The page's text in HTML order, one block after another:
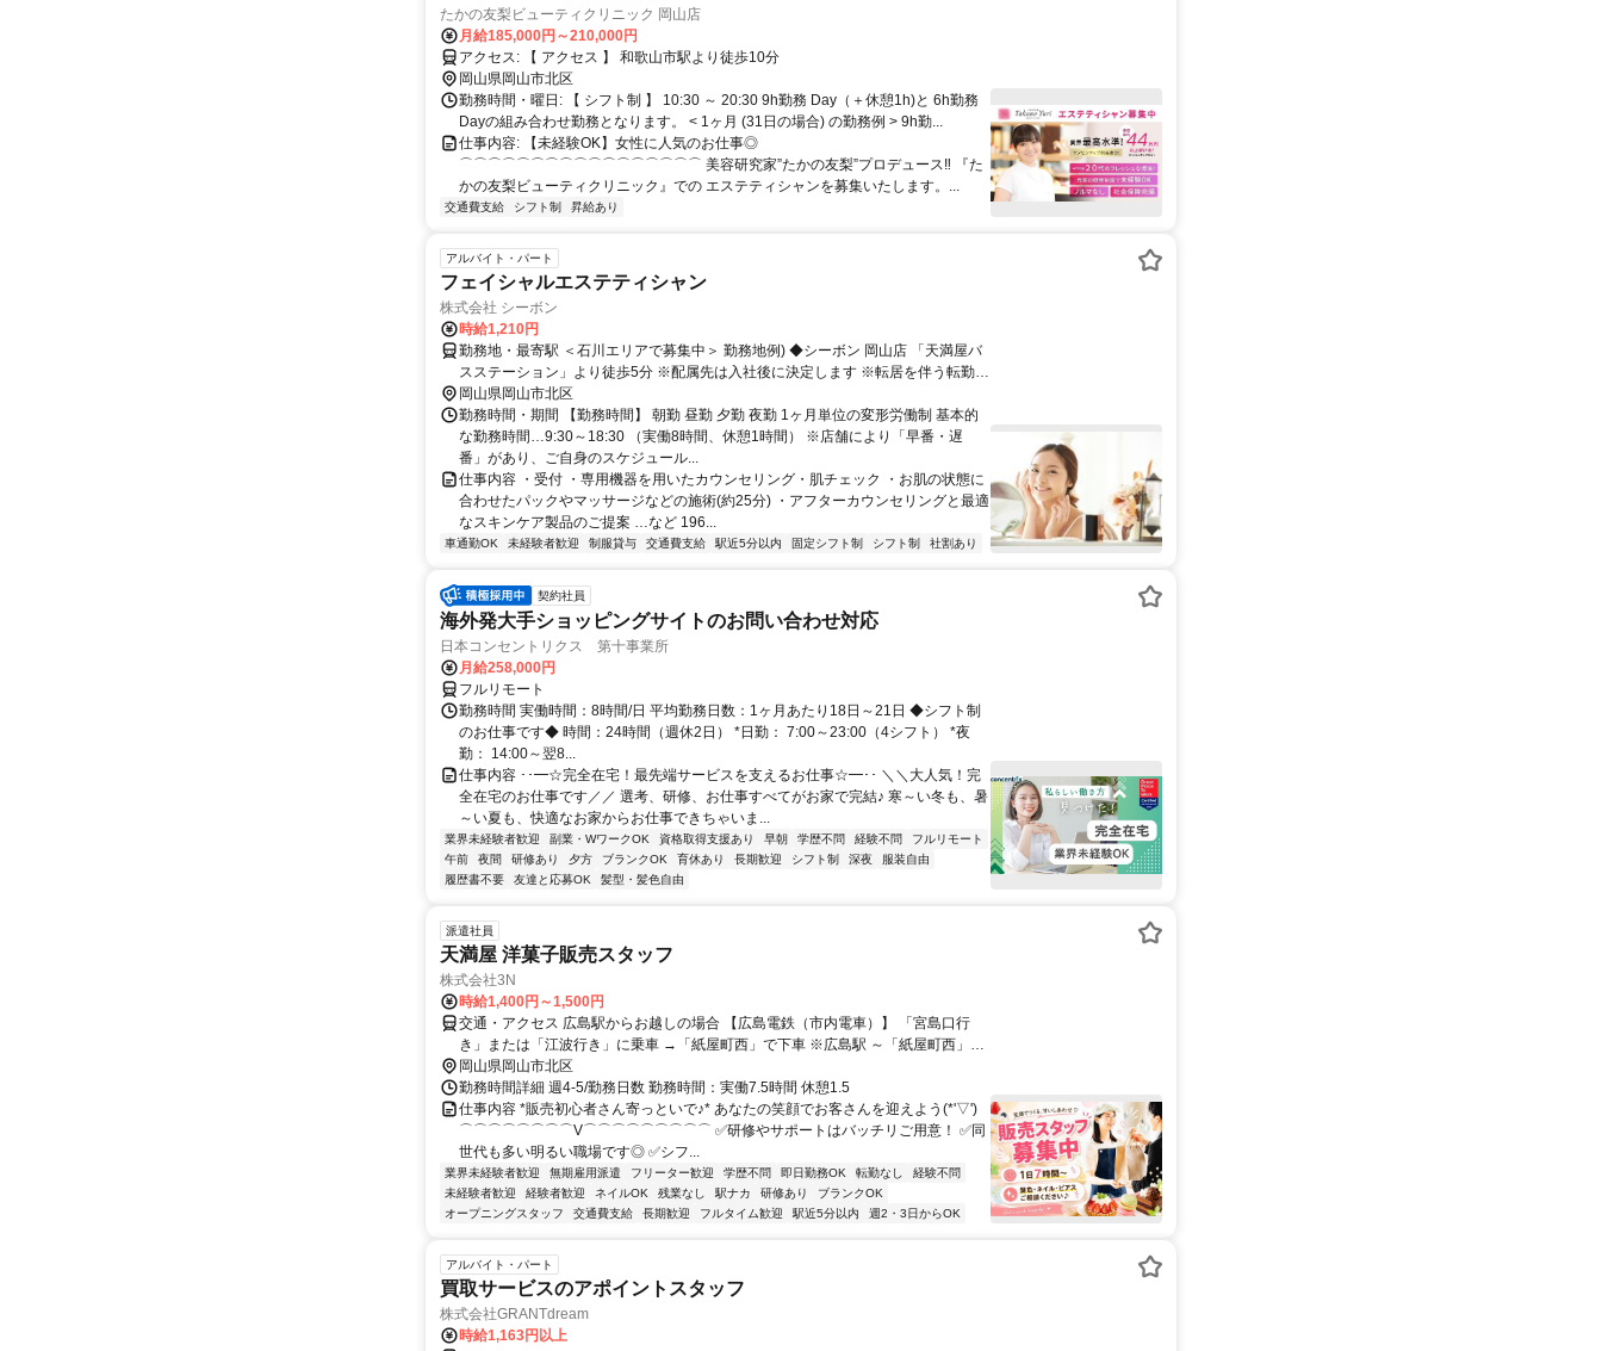
たかの友梨ビューティクリニック 岡山店
月給185,000円～210,000円
アクセス: 【 アクセス 】 和歌山市駅より徒歩10分
岡山県岡山市北区
勤務時間・曜日: 【 シフト制 】 10:30 ～ 20:30 9h勤務 Day（＋休憩1h)と 6h勤務
Dayの組み合わせ勤務となります。 < 1ヶ月 (31日の場合) の勤務例 > 9h勤...
仕事内容: 【未経験OK】女性に人気のお仕事◎
⌒⌒⌒⌒⌒⌒⌒⌒⌒⌒⌒⌒⌒⌒⌒⌒⌒ 美容研究家”たかの友梨”プロデュース‼ 『た
かの友梨ビューティクリニック』での エステティシャンを募集いたします。...
交通費支給 シフト制 昇給あり
アルバイト・パート
フェイシャルエステティシャン
株式会社 シーボン
時給1,210円
勤務地・最寄駅 ＜石川エリアで募集中＞ 勤務地例) ◆シーボン 岡山店 「天満屋バ
スステーション」より徒歩5分 ※配属先は入社後に決定します ※転居を伴う転勤は
ありません ※店舗によりマイカー通勤相談可
岡山県岡山市北区
勤務時間・期間 【勤務時間】 朝勤 昼勤 夕勤 夜勤 1ヶ月単位の変形労働制 基本的
な勤務時間…9:30～18:30 （実働8時間、休憩1時間） ※店舗により「早番・遅
番」があり、ご自身のスケジュール...
仕事内容 ・受付 ・専用機器を用いたカウンセリング・肌チェック ・お肌の状態に
合わせたパックやマッサージなどの施術(約25分) ・アフターカウンセリングと最適
なスキンケア製品のご提案 …など 196...
車通勤OK 未経験者歓迎 制服貸与 交通費支給 駅近5分以内 固定シフト制 シフト制 社割あり
契約社員
海外発大手ショッピングサイトのお問い合わせ対応
日本コンセントリクス 第十事業所
月給258,000円
フルリモート
勤務時間 実働時間：8時間/日 平均勤務日数：1ヶ月あたり18日～21日 ◆シフト制
のお仕事です◆ 時間：24時間（週休2日） *日勤： 7:00～23:00（4シフト） *夜
勤： 14:00～翌8...
仕事内容 ･･━☆完全在宅！最先端サービスを支えるお仕事☆━･･ ＼＼大人気！完
全在宅のお仕事です／／ 選考、研修、お仕事すべてがお家で完結♪ 寒～い冬も、暑
～い夏も、快適なお家からお仕事できちゃいま...
業界未経験者歓迎 副業・WワークOK 資格取得支援あり 早朝 学歴不問 経験不問
フルリモート
午前
夜間 研修あり 夕方 ブランクOK 育休あり 長期歓迎 シフト制 深夜
服装自由
履歴書不要
友達と応募OK 髪型・髪色自由
派遣社員
天満屋 洋菓子販売スタッフ
株式会社3N
時給1,400円～1,500円
交通・アクセス 広島駅からお越しの場合 【広島電鉄（市内電車）】 「宮島口行
き」または「江波行き」に乗車 →「紙屋町西」で下車 ※広島駅 ～「紙屋町西」ま
で約15分 広島港からお越しの場合 【広島電鉄（市内電車）】 「西広島行き」また
は「横川駅行き」に乗車→「紙屋町西」で下車 「広島駅行き」に乗車→「紙屋町
東」で下車 ※広島港～「紙屋町西」・「紙屋町東」まで約25分
岡山県岡山市北区
勤務時間詳細 週4-5/勤務日数 勤務時間：実働7.5時間 休憩1.5
仕事内容 *販売初心者さん寄っといで♪* あなたの笑顔でお客さんを迎えよう(*'▽')
⌒⌒⌒⌒⌒⌒⌒⌒V⌒⌒⌒⌒⌒⌒⌒⌒⌒ ✅研修やサポートはバッチリご用意！ ✅同
世代も多い明るい職場です◎ ✅シフ...
業界未経験者歓迎 無期雇用派遣 フリーター歓迎 学歴不問 即日勤務OK 転勤なし
経験不問
未経験者歓迎
経験者歓迎 ネイルOK 残業なし 駅ナカ 研修あり
ブランクOK
オープニングスタッフ
交通費支給 長期歓迎 フルタイム歓迎 駅近5分以内 週2・3日からOK
アルバイト・パート
買取サービスのアポイントスタッフ
株式会社GRANTdream
時給1,163円以上